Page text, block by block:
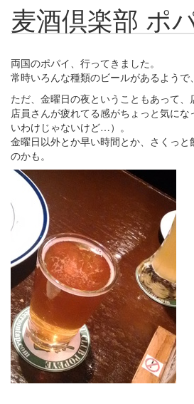
麦酒倶楽部 ポ
両国のポパイ、行ってきました。
常時いろんな種類のビールがあるようで
ただ、金曜日の夜ということもあって、
店員さんが疲れてる感がちょっと気に
いわけじゃないけど…）。
金曜日以外とか早い時間とか、さくっ
のかも。